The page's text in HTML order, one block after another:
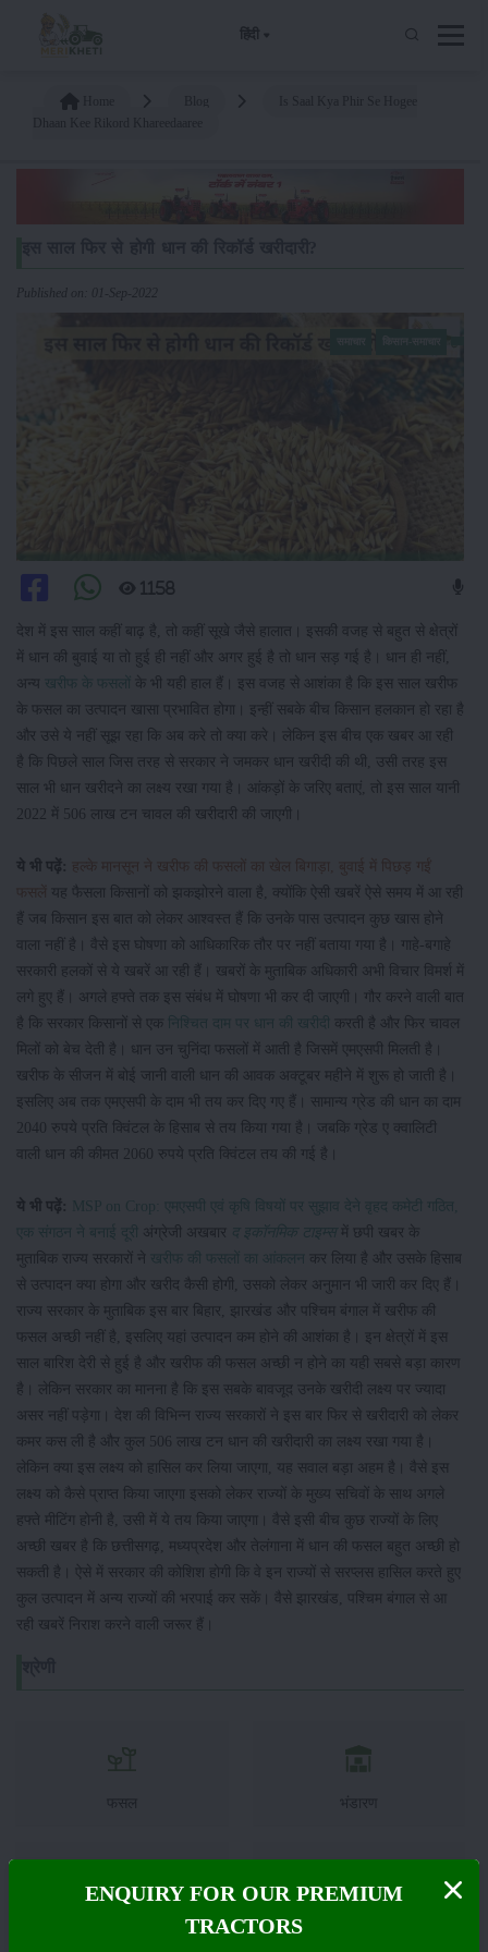
हिंदी
Published on: 01-Sep-2022
1158
देश में इस साल कहीं बाढ़ है, तो कहीं सूखे जैसे हालात। इसकी वजह से बहुत से क्षेत्रों
में धान की बुवाई या तो हुई ही नहीं और अगर हुई है तो धान सड़ गई है। धान ही नहीं,
अन्य खरीफ के फसलों
के भी यही हाल हैं। इस वजह से आशंका है कि इस साल खरीफ
के फसल का उत्पादन खासा प्रभावित होगा। इन्हीं सबके बीच किसान हलकान हो रहा है
और उसे ये नहीं सूझ रहा कि अब करे तो क्या करे। लेकिन इस बीच एक खबर आ रही
है कि पिछले साल जिस तरह से सरकार ने जमकर धान खरीदी की थी, उसी तरह इस
साल भी धान खरीदने का लक्ष्य रखा गया है। आंकड़ों के जरिए बताएं, तो इस साल यानी
2022 में 506 लाख टन चावल की खरीदारी की जाएगी।
ये भी पढ़ें:
हल्के मानसून ने खरीफ की फसलों का खेल बिगाड़ा, बुवाई में पिछड़ गईं
फसलें यह फैसला किसानों को झकझोरने वाला है, क्योंकि ऐसी खबरें ऐसे समय में आ रही
हैं जब किसान इस बात को लेकर आश्वस्त हैं कि उनके पास उत्पादन कुछ खास होने
वाला नहीं है। वैसे इस घोषणा को आधिकारिक तौर पर नहीं बताया गया है। गाहे-बगाहे
सरकारी हलकों से ये खबरें आ रही हैं। खबरों के मुताबिक अधिकारी अभी विचार विमर्श में
लगे हुए हैं। अगले हफ्ते तक इस संबंध में घोषणा भी कर दी जाएगी। गौर करने वाली बात
है कि सरकार किसानों से एक
निश्चित दाम पर धान की खरीदी
करती है और फिर चावल
मिलों को बेच देती है। धान उन चुनिंदा फसलों में आती है जिसमें एमएसपी मिलती है।
खरीफ के सीजन में बोई जानी वाली धान की आवक अक्टूबर महीने में शुरू हो जाती है।
इसलिए अब तक एमएसपी के दाम भी तय कर दिए गए हैं। सामान्य ग्रेड की धान का दाम
2040 रुपये प्रति क्विंटल के हिसाब से तय किया गया है। जबकि ग्रेड ए क्वालिटी
वाली धान की कीमत 2060 रुपये प्रति क्विंटल तय की गई है।
ये भी पढ़ें:
MSP on Crop: एमएसपी एवं कृषि विषयों पर सुझाव देने वृहद कमेटी गठित,
एक संगठन ने बनाई दूरी
अंग्रेजी अखबार द इकॉनमिक टाइम्स
में छपी खबर के
मुताबिक राज्य सरकारों ने खरीफ की फसलों का आंकलन कर लिया है और उसके हिसाब
से उत्पादन क्या होगा और खरीद कैसी होगी, उसको लेकर अनुमान भी जारी कर दिए हैं।
राज्य सरकार के मुताबिक इस बार बिहार, झारखंड और पश्चिम बंगाल में खरीफ की
फसल अच्छी नहीं है, इसलिए यहां उत्पादन कम होने की आशंका है। इन क्षेत्रों में इस
साल बारिश देरी से हुई है और खरीफ की फसल अच्छी न होने का यही सबसे बड़ा कारण
है। लेकिन सरकार का मानना है कि इस सबके बावजूद उनके खरीदी लक्ष्य पर ज्यादा
असर नहीं पड़ेगा। देश की विभिन्न राज्य सरकारों ने इस बार फिर से खरीदारी को लेकर
कमर कस ली है और कुल 506 लाख टन धान की खरीदारी का लक्ष्य रखा गया है।
लेकिन क्या इस लक्ष्य को हासिल कर लिया जाएगा, यह सवाल बड़ा अहम है। वैसे इस
लक्ष्य को कैसे प्राप्त किया जाएगा इसको लेकर राज्यों के मुख्य सचिवों के साथ अगले
हफ्ते मीटिंग होनी है, उसी में ये तय किया जाएगा। वैसे इसी बीच कुछ राज्यों के लिए
अच्छी खबर है कि छत्तीसगढ़, मध्यप्रदेश और तेलंगाना में धान की फसल बहुत अच्छी हो
सकती है। ऐसे में सरकार की कोशिश होगी कि वे इन राज्यों से सरप्लस हासिल करते हुए
कुल उत्पादन में अन्य राज्यों की भरपाई कर सकें। वैसे झारखंड, पश्चिम बंगाल से आ
रही खबरें निराश करने वाली जरूर हैं।
फसल भंडारण
ENQUIRY FOR OUR PREMIUM
TRACTORS